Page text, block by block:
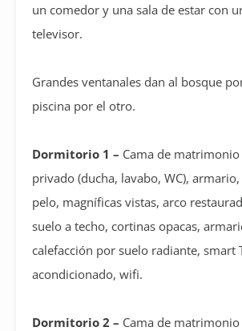
un comedor y una sala de estar con
televisor.
Grandes ventanales dan al bosque
piscina por el otro.
Dormitorio 1 – Cama de
privado (ducha, lavabo, WC),
pelo, magníficas vistas, arco
suelo a techo, cortinas opacas,
calefacción por suelo radiante, smart
acondicionado, wifi.
Dormitorio 2 – Cama de